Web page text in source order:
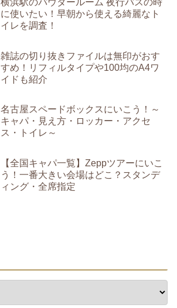
横浜駅のパウダールーム 夜行バスの時
に使いたい！早朝から使える綺麗なト
イレを調査！
雑誌の切り抜きファイルは無印がおす
すめ！リフィルタイプや100均のA4ワ
イドも紹介
名古屋スペードボックスにいこう！～
キャパ・見え方・ロッカー・アクセ
ス・トイレ～
【全国キャパ一覧】Zeppツアーにいこ
う！一番大きい会場はどこ？スタンデ
ィング・全席指定